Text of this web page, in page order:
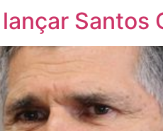
Santos